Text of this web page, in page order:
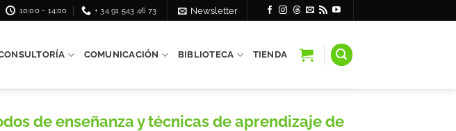
10:00 - 14:00 + 34 91 543 46 73 Newsletter
COMUNICACIÓN BIBLIOTECA TIENDA
de enseñanza y técnicas de aprendizaje de